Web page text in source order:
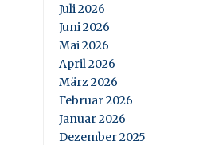
Juli 2026
Juni 2026
Mai 2026
April 2026
März 2026
Februar 2026
Januar 2026
Dezember 2025